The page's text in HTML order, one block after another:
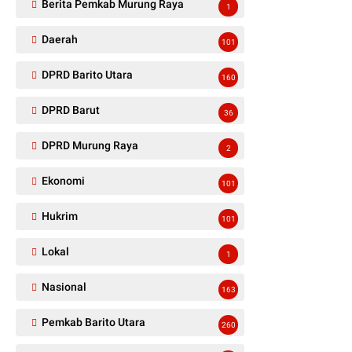
Berita Pemkab Murung Raya 1
Daerah 101
DPRD Barito Utara 160
DPRD Barut 36
DPRD Murung Raya 2
Ekonomi 101
Hukrim 101
Lokal 1
Nasional 163
Pemkab Barito Utara 260